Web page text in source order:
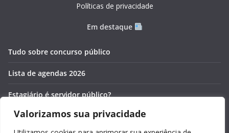
Valorizamos sua privacidade
Políticas de privacidade
Em destaque
Tudo sobre concurso público
Lista de agendas 2026
Estagiário é servidor público?
Pós-graduação gratuita 2026